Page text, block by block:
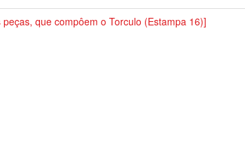
peças, que compôem o Torculo (Estampa 16)]